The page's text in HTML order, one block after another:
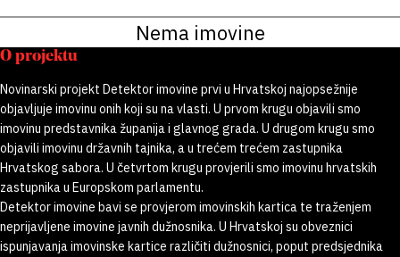
Nema imovine
O projektu
Novinarski projekt Detektor imovine prvi u Hrvatskoj najopsežnije
objavljuje imovinu onih koji su na vlasti. U prvom krugu objavili smo
imovinu predstavnika županija i glavnog grada. U drugom krugu smo
objavili imovinu državnih tajnika, a u trećem trećem zastupnika
Hrvatskog sabora. U četvrtom krugu provjerili smo imovinu hrvatskih
zastupnika u Europskom parlamentu.
Detektor imovine bavi se provjerom imovinskih kartica te traženjem
neprijavljene imovine javnih dužnosnika. U Hrvatskoj su obveznici
ispunjavanja imovinske kartice različiti dužnosnici, poput predsjednika